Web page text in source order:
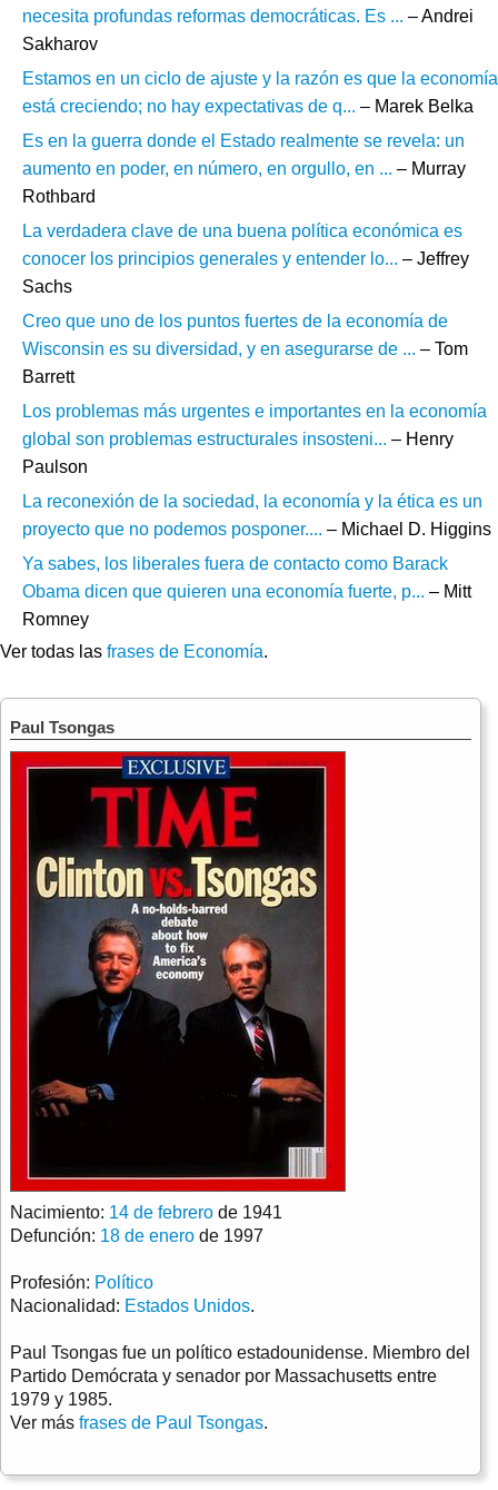
necesita profundas reformas democráticas. Es ... – Andrei
Sakharov
Estamos en un ciclo de ajuste y la razón es que la economía
está creciendo; no hay expectativas de q... – Marek Belka
Es en la guerra donde el Estado realmente se revela: un
aumento en poder, en número, en orgullo, en ... – Murray
Rothbard
La verdadera clave de una buena política económica es
conocer los principios generales y entender lo... – Jeffrey
Sachs
Creo que uno de los puntos fuertes de la economía de
Wisconsin es su diversidad, y en asegurarse de ... – Tom
Barrett
Los problemas más urgentes e importantes en la economía
global son problemas estructurales insosteni... – Henry
Paulson
La reconexión de la sociedad, la economía y la ética es un
proyecto que no podemos posponer.... – Michael D. Higgins
Ya sabes, los liberales fuera de contacto como Barack
Obama dicen que quieren una economía fuerte, p... – Mitt
Romney
Ver todas las frases de Economía.
Paul Tsongas
Nacimiento: 14 de febrero de 1941
Defunción: 18 de enero de 1997
Profesión: Político
Nacionalidad: Estados Unidos.
Paul Tsongas fue un político estadounidense. Miembro del
Partido Demócrata y senador por Massachusetts entre
1979 y 1985.
Ver más frases de Paul Tsongas.